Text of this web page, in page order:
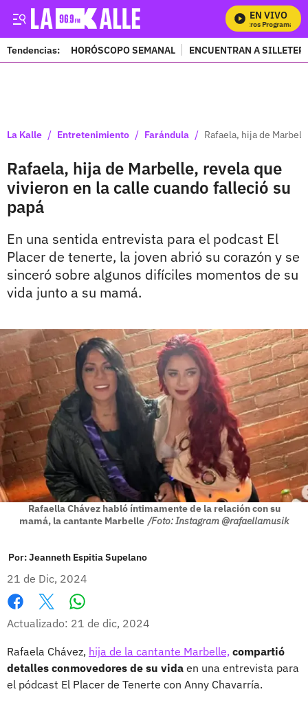
EN VIVO
Tendencias: HORÓSCOPO SEMANAL ENCUENTRAN A
La Kalle / Entretenimiento / Farándula / Rafaela, hija de
Rafaela, hija de Marbelle, revela que
vivieron en la calle cuando falleció su
papá
En una sentida entrevista para el podcast El
Placer de tenerte, la joven abrió su corazón y se
sinceró sobre algunos difíciles momentos de su
vida junto a su mamá.
Rafaella Chávez habló íntimamente de la relación con su
mamá, la cantante Marbelle /Foto: Instagram @rafaellamusik
Por:Jeanneth Espitia Supelano
21 de Dic, 2024
Facebook
X
Actualizado: 21 de dic, 2024
Rafaela Chávez, hija de la cantante Marbelle, compartió
detalles conmovedores de su vida en una entrevista para
el pódcast El Placer de Tenerte con Anny Chavarría.